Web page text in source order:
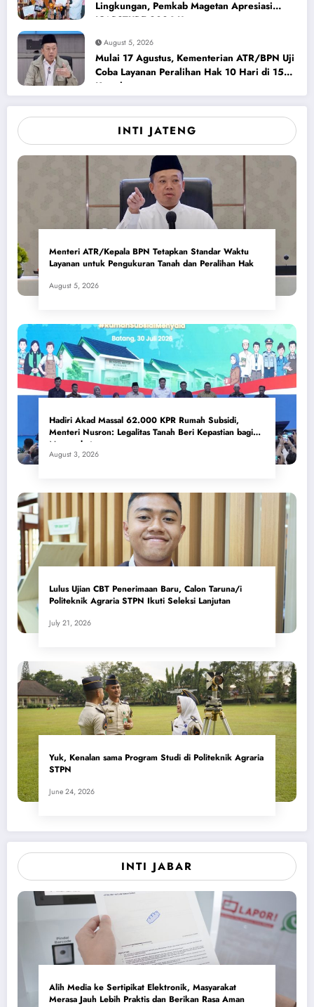
Lingkungan, Pemkab Magetan Apresiasi
ICAPSTURE 2026 Unesa
August 5, 2026
Mulai 17 Agustus, Kementerian ATR/BPN Uji
Coba Layanan Peralihan Hak 10 Hari di 15
Kantah
INTI JATENG
Menteri ATR/Kepala BPN Tetapkan Standar Waktu
Layanan untuk Pengukuran Tanah dan Peralihan Hak
August 5, 2026
Hadiri Akad Massal 62.000 KPR Rumah Subsidi,
Menteri Nusron: Legalitas Tanah Beri Kepastian bagi
Masyarakat
August 3, 2026
Lulus Ujian CBT Penerimaan Baru, Calon Taruna/i
Politeknik Agraria STPN Ikuti Seleksi Lanjutan
July 21, 2026
Yuk, Kenalan sama Program Studi di Politeknik Agraria
STPN
June 24, 2026
INTI JABAR
Alih Media ke Sertipikat Elektronik, Masyarakat
Merasa Jauh Lebih Praktis dan Berikan Rasa Aman